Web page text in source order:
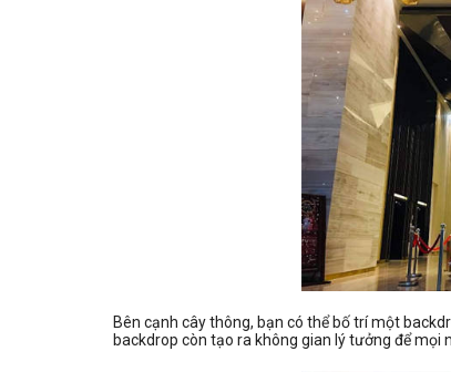
Bên cạnh cây thông, bạn có thể bố trí một
backdrop còn tạo ra không gian lý tưởng để mọi